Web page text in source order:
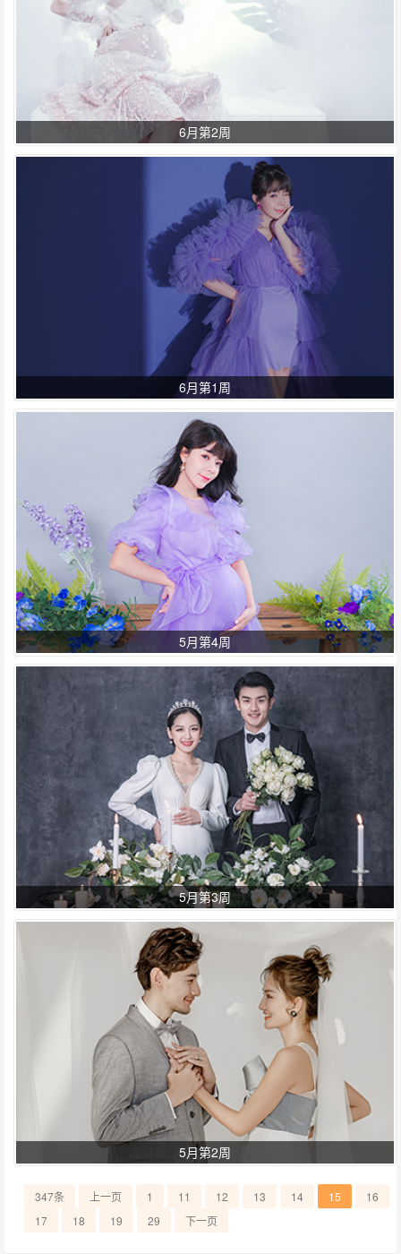
6月第2周
6月第1周
5月第4周
5月第3周
5月第2周
347条 上一页 1 11 12 13 14 15
16
17
18 19 29 下一页